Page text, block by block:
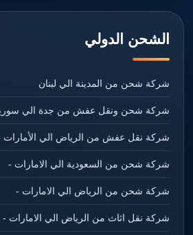
الشحن الدولي
شركة شحن من المدينة الي لبنان
شركة شحن ونقل عفش من جدة الي
شركة نقل عفش من الرياض الي الأمارات
شركة شحن من السعودية الي الامارات -
شركة شحن من الرياض الي الامارات -
شركة نقل اثاث من الرياض الي الامارات -